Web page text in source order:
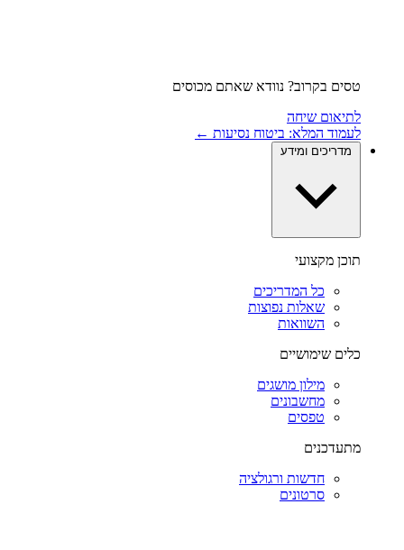
טסים בקרוב? נוודא שאתם מכוסים
לתיאום שיחה
לעמוד המלא: ביטוח נסיעות ←
מדריכים ומידע
תוכן מקצועי
כל המדריכים
שאלות נפוצות
השוואות
כלים שימושיים
מילון מושגים
מחשבונים
טפסים
מתעדכנים
חדשות ורגולציה
סרטונים